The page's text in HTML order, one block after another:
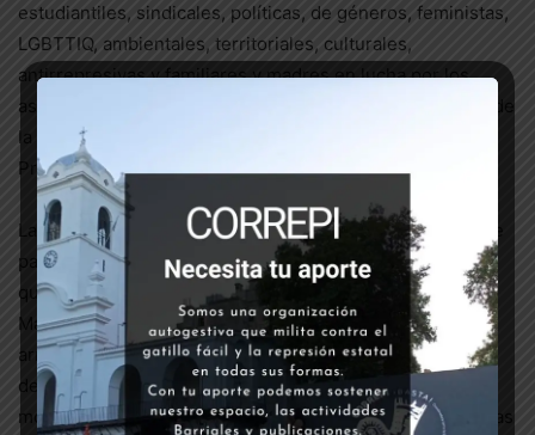
estudiantiles, sindicales, políticas, de géneros, feministas,
LGBTTIQ, ambientales, territoriales, culturales,
antirrepresivas y familiares y madres en lucha por los
asesinatos de sus hijxs. La movilización fue del corazón de
la ciudad hacia el Panal, la Casa de Gobierno de la
Provincia de Córdoba.
La jornada finalizó con la lectura del documento en el que
participaron voces de todos los sectores organizados,
quienes también participamos de la construcción de la
Marcha de la Gorra. Las madres a las que el estado les
arrebató las vidas de sus hijxs también estuvieron arriba
del escenario. Ellas son nuestra referencia, uno de los
motivos por el elegimos seguir luchando. Porque son ellas